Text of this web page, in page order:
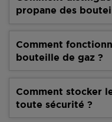
propane des
Comment
bouteille de gaz ?
Comment stocker
toute sécurité ?